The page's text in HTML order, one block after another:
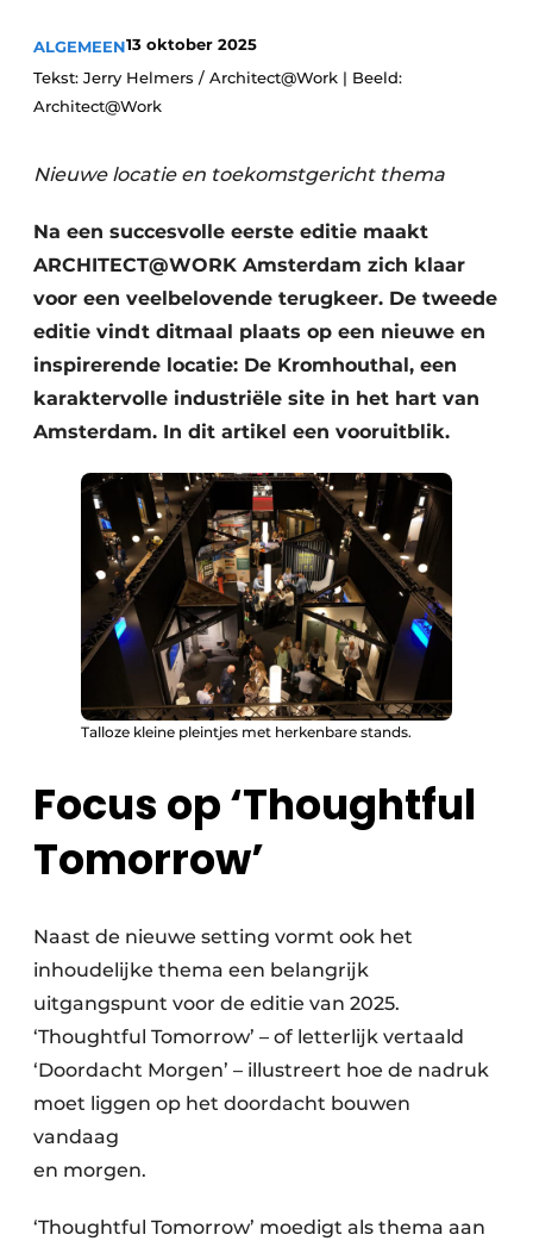
ALGEMEEN13 oktober 2025
Tekst: Jerry Helmers / Architect@Work | Beeld:
Architect@Work
Nieuwe locatie en toekomstgericht thema
Na een succesvolle eerste editie maakt
ARCHITECT@WORK Amsterdam zich klaar
voor een veelbelovende terugkeer. De tweede
editie vindt ditmaal plaats op een nieuwe en
inspirerende locatie: De Kromhouthal, een
karaktervolle industriële site in het hart van
Amsterdam. In dit artikel een vooruitblik.
Talloze kleine pleintjes met herkenbare stands.
Focus op ‘Thoughtful
Tomorrow’
Naast de nieuwe setting vormt ook het
inhoudelijke thema een belangrijk
uitgangspunt voor de editie van 2025.
‘Thoughtful Tomorrow’ – of letterlijk vertaald
‘Doordacht Morgen’ – illustreert hoe de nadruk
moet liggen op het doordacht bouwen
vandaag
en morgen.
‘Thoughtful Tomorrow’ moedigt als thema aan